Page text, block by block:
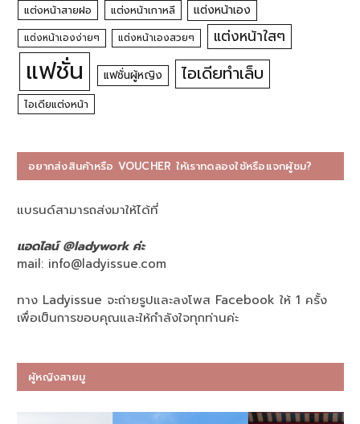
แต่งหน้าสายฝอ แต่งหน้าเกาหลี แต่งหน้าเอง
แต่งหน้าเองง่ายๆ แต่งหน้าเองสวยๆ แต่งหน้าใสๆ
แฟชั่น แฟชั่นผู้หญิง ไอเดียทำเล็บ
ไอเดียแต่งหน้า
อยากส่งสินค้าหรือ VOUCHER ให้เราทดลองใช้หรือแจกผู้ชม?
แบรนด์สามารถส่งมาให้ได้ที่
แอดไลน์ @ladywork ค่ะ
mail: info@ladyissue.com
ทาง Ladyissue จะถ่ายรูปและลงโพส Facebook ให้ 1 ครั้ง
เพื่อเป็นการขอบคุณและให้กำลังใจทุกท่านค่ะ
ผู้หญิงสายมู